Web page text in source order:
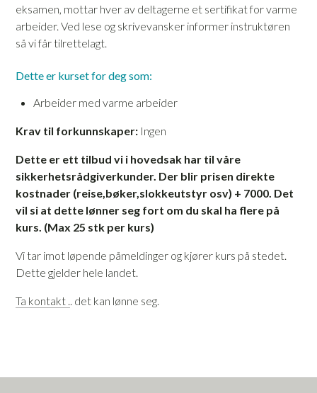
eksamen, mottar hver av deltagerne et sertifikat for varme
arbeider. Ved lese og skrivevansker informer instruktøren
så vi får tilrettelagt.
Dette er kurset for deg som:
Arbeider med varme arbeider
Krav til forkunnskaper: Ingen
Dette er ett tilbud vi i hovedsak har til våre
sikkerhetsrådgiverkunder. Der blir prisen direkte
kostnader (reise,bøker,slokkeutstyr osv) + 7000. Det
vil si at dette lønner seg fort om du skal ha flere på
kurs. (Max 25 stk per kurs)
Vi tar imot løpende påmeldinger og kjører kurs på stedet.
Dette gjelder hele landet.
Ta kontakt .. det kan lønne seg.